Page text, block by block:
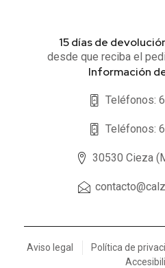
15 días de
desde que reciba el
Información
Teléfonos:
Teléfonos:
30530 Cieza
Aviso legal Política de